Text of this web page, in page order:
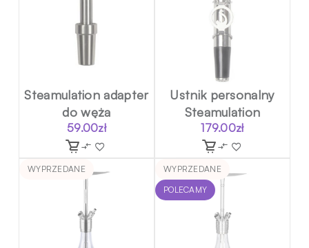
Steamulation adapter
do węża
59.00zł
Ustnik personalny
Steamulation
179.00zł
WYPRZEDANE
WYPRZEDANE
POLECAMY